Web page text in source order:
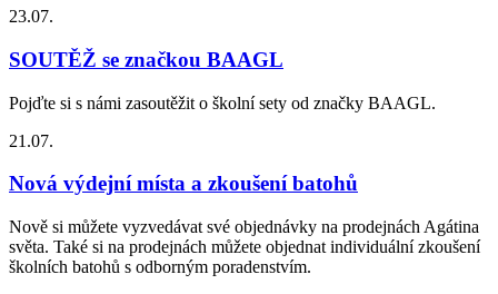
23.07.
SOUTĚŽ se značkou BAAGL
Pojďte si s námi zasoutěžit o školní sety od značky BAAGL.
21.07.
Nová výdejní místa a zkoušení batohů
Nově si můžete vyzvedávat své objednávky na prodejnách Agátina
světa. Také si na prodejnách můžete objednat individuální zkoušení
školních batohů s odborným poradenstvím.